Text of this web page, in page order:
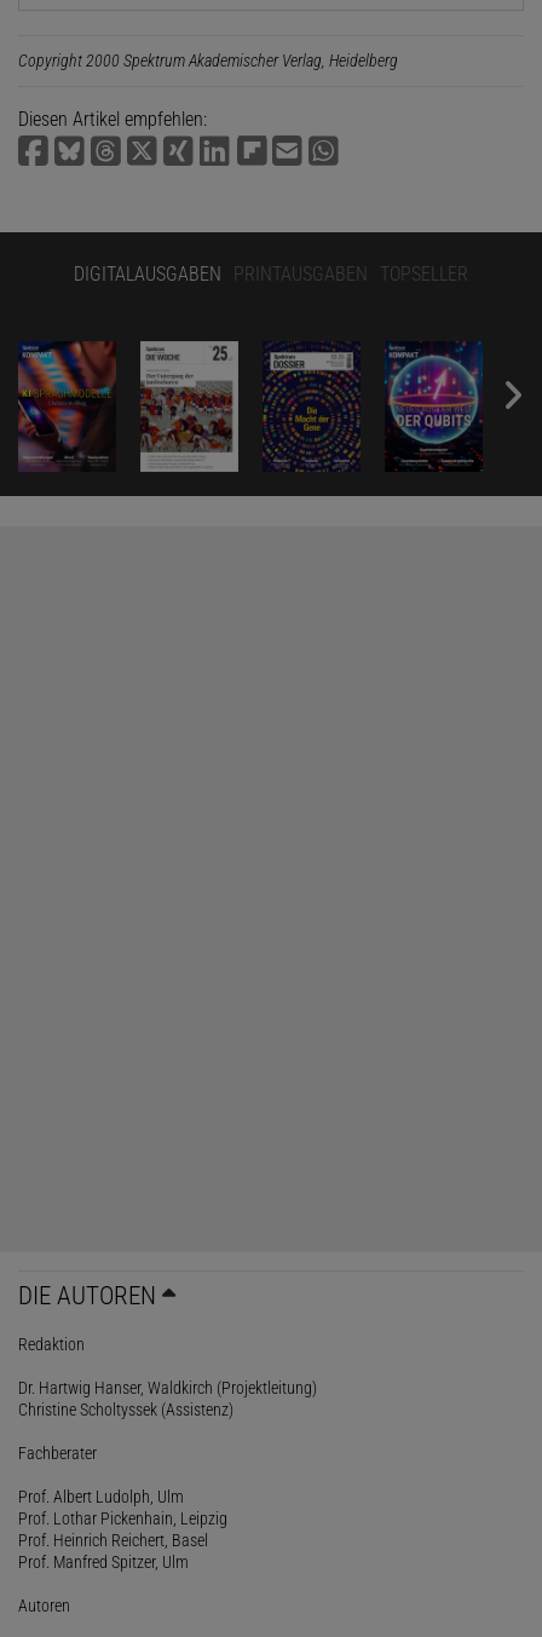
Copyright 2000 Spektrum Akademischer Verlag, Heidelberg
Diesen Artikel empfehlen:
DIGITALAUSGABEN PRINTAUSGABEN TOPSELLER
DIE AUTOREN
Redaktion
Dr. Hartwig Hanser, Waldkirch (Projektleitung)
Christine Scholtyssek (Assistenz)
Fachberater
Prof. Albert Ludolph, Ulm
Prof. Lothar Pickenhain, Leipzig
Prof. Heinrich Reichert, Basel
Prof. Manfred Spitzer, Ulm
Autoren